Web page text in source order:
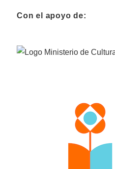
Con el apoyo de: